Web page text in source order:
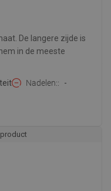
De langere zijde is
in de meeste
Nadelen: -